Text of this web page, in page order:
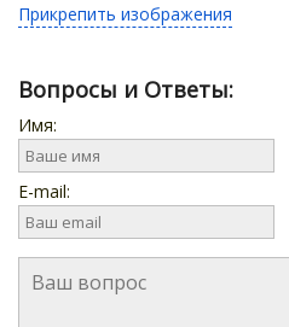
Прикрепить изображения
Вопросы и Ответы:
Имя:
E-mail: